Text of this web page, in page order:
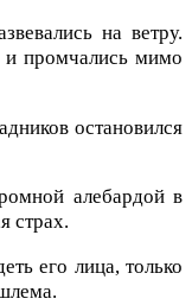
на ветру.
и промчались мимо
остановился
алебардой в
страх.
его лица, только